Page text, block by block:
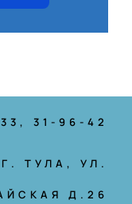
31-96-42
ТУЛА, УЛ.
Д.26